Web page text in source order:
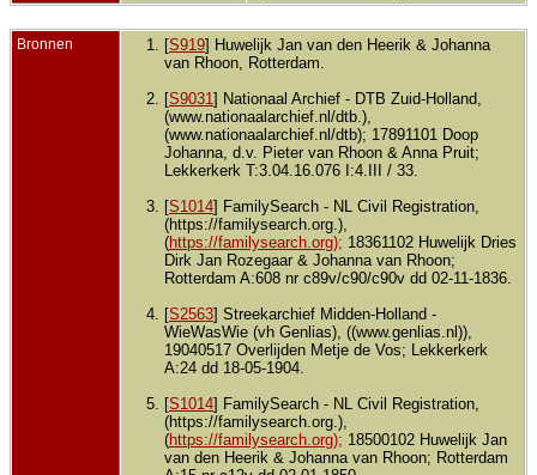
Bronnen [S919] Huwelijk Jan van den Heerik & Johanna
van Rhoon, Rotterdam.
[S9031] Nationaal Archief - DTB Zuid-Holland,
(www.nationaalarchief.nl/dtb.),
(www.nationaalarchief.nl/dtb); 17891101 Doop
Johanna, d.v. Pieter van Rhoon & Anna Pruit;
Lekkerkerk T:3.04.16.076 I:4.III / 33.
[S1014] FamilySearch - NL Civil Registration,
(https://familysearch.org.),
(https://familysearch.org); 18361102 Huwelijk Dries
Dirk Jan Rozegaar & Johanna van Rhoon;
Rotterdam A:608 nr c89v/c90/c90v dd 02-11-1836.
[S2563] Streekarchief Midden-Holland -
WieWasWie (vh Genlias), ((www.genlias.nl)),
19040517 Overlijden Metje de Vos; Lekkerkerk
A:24 dd 18-05-1904.
[S1014] FamilySearch - NL Civil Registration,
(https://familysearch.org.),
(https://familysearch.org); 18500102 Huwelijk Jan
van den Heerik & Johanna van Rhoon; Rotterdam